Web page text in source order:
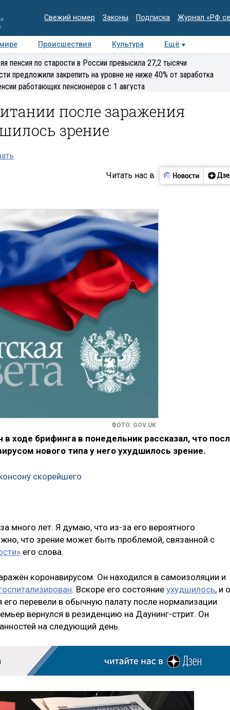
Свежий номер Законы Подписка Журнал «РФ
Происшествия Культура
Ещё
Медиацентр
Интервью Колумнисты
пенсия по старости в России превысила 27,2 тысячи
предложили закрепить на уровне не ниже 40% от заработка
работающих пенсионеров с 1 августа
после заражения
зрение
Читать нас в
ФОТО: GOV.UK
ходе брифинга в понедельник рассказал, что
нового типа у него ухудшилось зрение.
скорейшего
много лет. Я думаю, что из-за его вероятного
что зрение может быть проблемой, связанной с
его слова.
коронавирусом. Он находился в самоизоляции и
. Вскоре его состояние ухудшилось, и
перевели в обычную палату после нормализации
вернулся в резиденцию на Даунинг-стрит. Он
на следующий день.